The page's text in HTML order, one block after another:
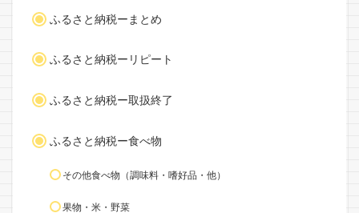
ふるさと納税ーまとめ
ふるさと納税ーリピート
ふるさと納税ー取扱終了
ふるさと納税ー食べ物
その他食べ物（調味料・嗜好品・他）
果物・米・野菜